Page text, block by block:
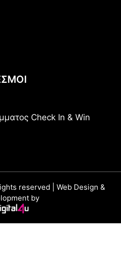
Check In & Win
reserved | Web Design &
by